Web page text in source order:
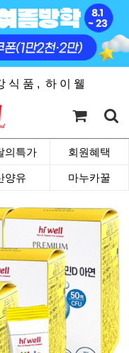
식 품 , 하 이 웰
의특가 회원혜택
양유 마누카꿀